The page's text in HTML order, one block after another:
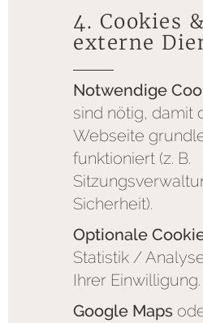
4. Cookies &
externe
Notwendige
sind nötig, damit
Webseite
funktioniert (z. B.
Sicherheit).
Optionale
Statistik /
Ihrer Einwilligung.
Google Maps